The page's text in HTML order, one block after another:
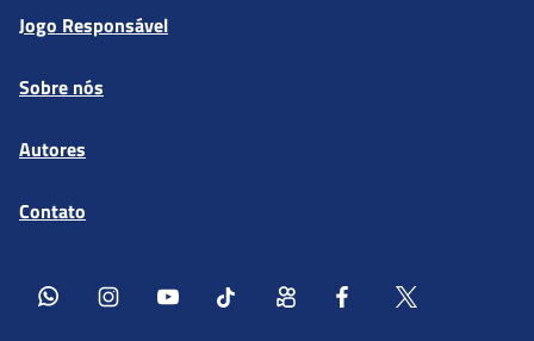
Jogo Responsável
Sobre nós
Autores
Contato